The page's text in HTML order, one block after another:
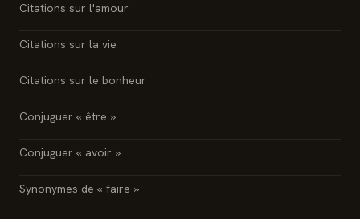
Citations sur l'amour
Citations sur la vie
Citations sur le bonheur
Conjuguer « être »
Conjuguer « avoir »
Synonymes de « faire »